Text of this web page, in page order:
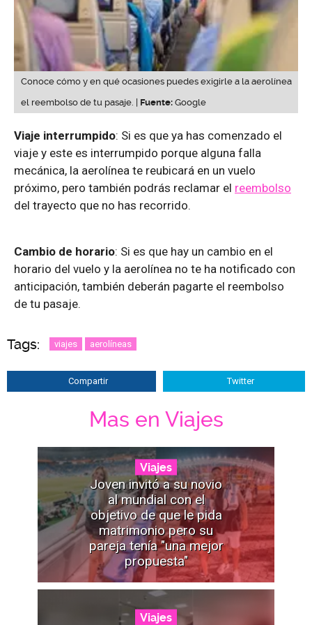
Conoce cómo y en qué ocasiones puedes exigirle a la aerolínea
el reembolso de tu pasaje. | Fuente: Google
Viaje interrumpido: Si es que ya has comenzado el
viaje y este es interrumpido porque alguna falla
mecánica, la aerolínea te reubicará en un vuelo
próximo, pero también podrás reclamar el reembolso
del trayecto que no has recorrido.
Cambio de horario: Si es que hay un cambio en el
horario del vuelo y la aerolínea no te ha notificado con
anticipación, también deberán pagarte el reembolso
de tu pasaje.
Tags: viajes aerolíneas
Compartir Twitter
Mas en Viajes
Viajes
Joven invitó a su novio
al mundial con el
objetivo de que le pida
matrimonio pero su
pareja tenía "una mejor
propuesta"
Viajes